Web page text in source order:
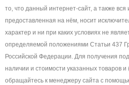
то, что данный интернет-сайт, а также
предоставленная на нём, носит
характер и ни при каких условиях не
определяемой положениями Статьи 437
Российской Федерации. Для получения
наличии и стоимости указанных товаров и
обращайтесь к менеджеру сайта с